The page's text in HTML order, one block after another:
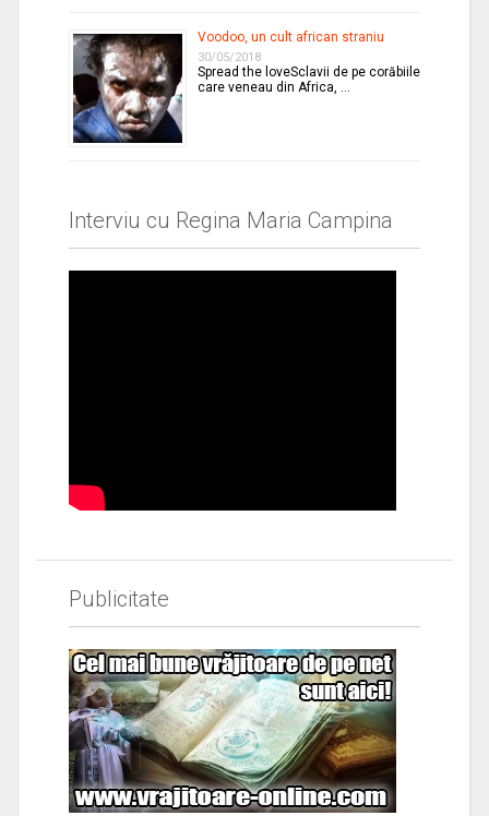
Voodoo, un cult african straniu
30/05/2018
Spread the loveSclavii de pe corăbiile
care veneau din Africa, …
Interviu cu Regina Maria Campina
Publicitate